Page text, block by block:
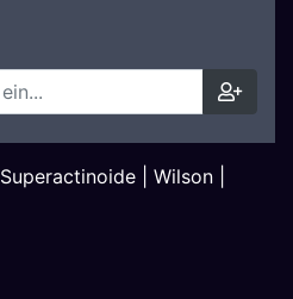
Superactinoide Wilson